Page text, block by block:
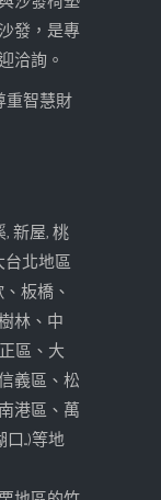
發，是專
洽詢。
重智慧財
新屋, 桃
台北地區
板橋、
林、中
區、大
義區、松
港區、萬
...)等地